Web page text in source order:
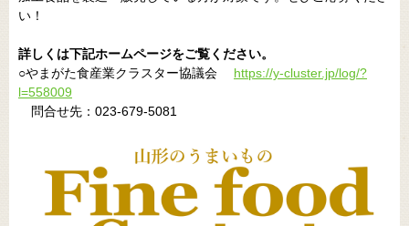
い！
詳しくは下記ホームページをご覧ください。
○やまがた食産業クラスター協議会 https://y-cluster.jp/log/?
l=558009
問合せ先：023-679-5081